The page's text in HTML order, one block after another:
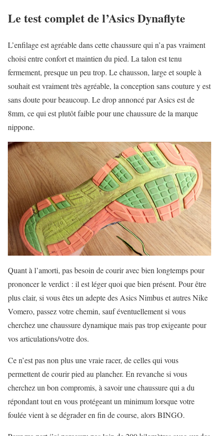
Le test complet de l’Asics Dynaflyte
L’enfilage est agréable dans cette chaussure qui n’a pas vraiment
choisi entre confort et maintien du pied. La talon est tenu
fermement, presque un peu trop. Le chausson, large et souple à
souhait est vraiment très agréable, la conception sans couture y est
sans doute pour beaucoup. Le drop annoncé par Asics est de
8mm, ce qui est plutôt faible pour une chaussure de la marque
nippone.
Quant à l’amorti, pas besoin de courir avec bien longtemps pour
prononcer le verdict : il est léger quoi que bien présent. Pour être
plus clair, si vous êtes un adepte des Asics Nimbus et autres Nike
Vomero, passez votre chemin, sauf éventuellement si vous
cherchez une chaussure dynamique mais pas trop exigeante pour
vos articulations/votre dos.
Ce n’est pas non plus une vraie racer, de celles qui vous
permettent de courir pied au plancher. En revanche si vous
cherchez un bon compromis, à savoir une chaussure qui a du
répondant tout en vous protégeant un minimum lorsque votre
foulée vient à se dégrader en fin de course, alors BINGO.